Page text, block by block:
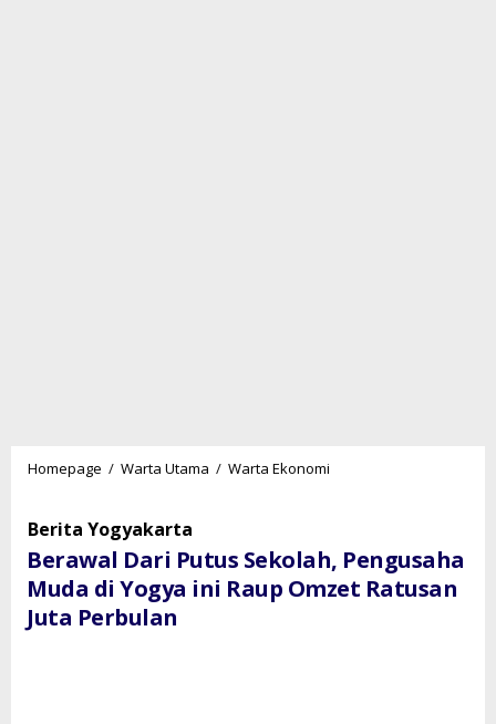
Homepage / Warta Utama / Warta Ekonomi
Pengusaha
Muda
di
Berita Yogyakarta
Berawal Dari Putus Sekolah, Pengusaha
Muda di Yogya ini Raup Omzet Ratusan
Juta Perbulan